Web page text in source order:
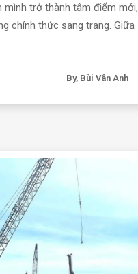
mình trở thành tâm điểm mới,
chính thức sang trang. Giữa
By, Bùi Vân Anh